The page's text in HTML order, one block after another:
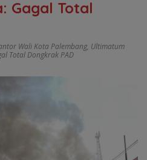
Gagal Total
Wali Kota Palembang, Ultimatum
Total Dongkrak PAD